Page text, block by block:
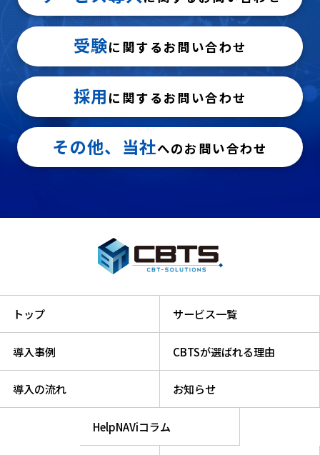
受験に関するお問い合わせ
採用 に関するお問い合わせ
その他、当社へのお問い合わせ
トップ サービス一覧
導入事例 CBTSが選ばれる理由
導入の流れ お知らせ
HelpNAViコラム